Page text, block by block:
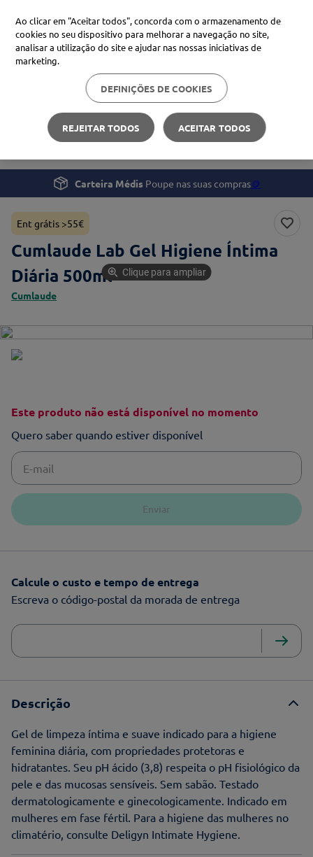
Procure no Marketplace Médis
Pesquisas mais comuns
xiaomi
4º cerave
Saúde
Saúde da Mulher
Cumlaude Lab Gel Higiene Íntima Diária 500ml
Carteira Médis Poupe nas suas compras🪙
Ent grátis >55€
Cumlaude Lab Gel Higiene Íntima
Diária 500ml
Cumlaude
Clique para ampliar
Este produto não está disponível no momento
Quero saber quando estiver disponível
Enviar
Calcule o custo e tempo de entrega
Escreva o código-postal da morada de entrega
Descrição
Gel de limpeza íntima e suave indicado para a higiene
feminina diária, com propriedades protetoras e
hidratantes. Seu pH ácido (3,8) respeita o pH fisiológico da
pele e das mucosas sensíveis. Sem sabão. Testado
dermatologicamente e ginecologicamente. Indicado em
mulheres em fase fértil. Para a higiene das mulheres no
climatério, consulte Deligyn Intimate Hygiene.
Ao clicar em "Aceitar todos", concorda com o armazenamento de
cookies no seu dispositivo para melhorar a navegação no site,
analisar a utilização do site e ajudar nas nossas iniciativas de
marketing.
DEFINIÇÕES DE COOKIES
REJEITAR TODOS ACEITAR TODOS